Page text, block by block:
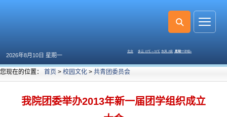
2026年8月10日 星期一
您现在的位置： 首页 > 校园文化 > 共青团委员会
我院团委举办2013年新一届团学组织成立